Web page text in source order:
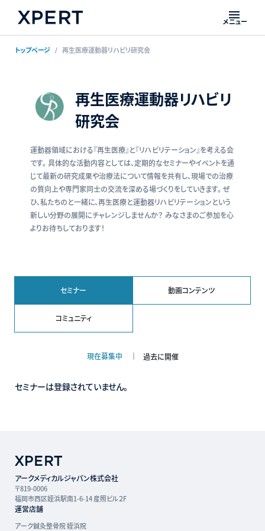
メニュー
トップページ 再生医療運動器リハビリ研究会
再生医療運動器リハビリ
研究会
運動器領域における『再生医療』と『リハビリテーション』を考える会
です。 具体的な活動内容としては、定期的なセミナーやイベントを通
じて最新の研究成果や治療法について情報を共有し、現場での治療
の質向上や専門家同士の交流を深める場づくりをしていきます。 ぜ
ひ、私たちのと一緒に、再生医療と運動器リハビリテーションという
新しい分野の展開にチャレンジしませんか？ みなさまのご参加を心
よりお待ちしております！
セミナー 動画コンテンツ
コミュニティ
現在募集中 過去に開催
セミナーは登録されていません。
アークメディカルジャパン株式会社
〒819-0006
福岡市西区姪浜駅南1-6-14 産照ビル２F
運営店舗
アーク鍼灸整骨院 姪浜院